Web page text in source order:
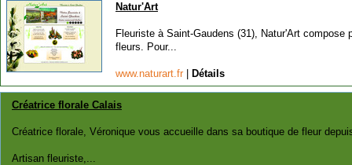
Natur'Art
Fleuriste à Saint-Gaudens (31), Natur'Art
fleurs. Pour...
www.naturart.fr Détails
Créatrice florale Calais
Créatrice florale, Véronique vous accueille dans sa boutique de fleur
Artisan fleuriste,...